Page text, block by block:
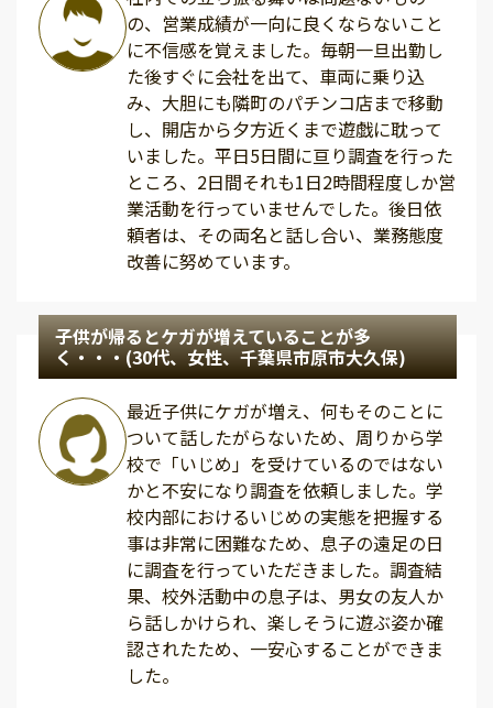
の、営業成績が一向に良くならないこと
に不信感を覚えました。毎朝一旦出勤し
た後すぐに会社を出て、車両に乗り込
み、大胆にも隣町のパチンコ店まで移動
し、開店から夕方近くまで遊戯に耽って
いました。平日5日間に亘り調査を行った
ところ、2日間それも1日2時間程度しか営
業活動を行っていませんでした。後日依
頼者は、その両名と話し合い、業務態度
改善に努めています。
子供が帰るとケガが増えていることが多
く・・・(30代、女性、千葉県市原市大久保)
最近子供にケガが増え、何もそのことに
ついて話したがらないため、周りから学
校で「いじめ」を受けているのではない
かと不安になり調査を依頼しました。学
校内部におけるいじめの実態を把握する
事は非常に困難なため、息子の遠足の日
に調査を行っていただきました。調査結
果、校外活動中の息子は、男女の友人か
ら話しかけられ、楽しそうに遊ぶ姿か確
認されたため、一安心することができま
した。